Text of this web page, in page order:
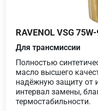
RAVENOL VSG
Для трансмиссии
Полностью
масло высшего
надёжную защиту от
интервал замены,
термостабильности.